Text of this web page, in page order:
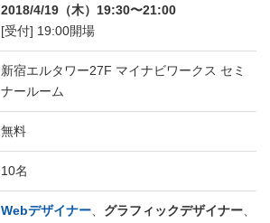
2018/4/19（木）19:30〜21:00
[受付] 19:00開場
新宿エルタワー27F マイナビワークス セミ
ナールーム
無料
10名
Webデザイナー グラフィックデザイナー